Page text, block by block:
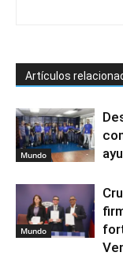
Artículos
Mundo
Mundo